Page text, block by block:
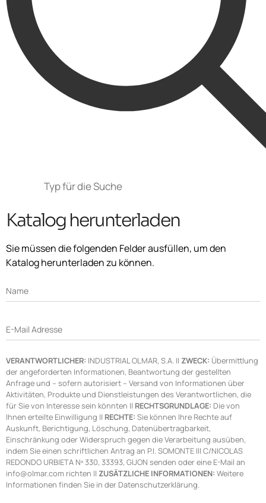
Katalog herunterladen
Sie müssen die folgenden Felder ausfüllen, um den
Katalog herunterladen zu können.
Name
E-Mail Adresse
VERANTWORTLICHER: INDUSTRIAL OLMAR, S.A. || ZWECK: Übermittlung
der angeforderten Informationen, Beantwortung der gestellten
Anfrage und – sofern autorisiert – Versand von Informationen über
Aktivitäten, Produkte und Dienstleistungen des Verantwortlichen, die
für Sie von Interesse sein könnten || RECHTSGRUNDLAGE: Die von
Ihnen erteilte Einwilligung || RECHTE: Sie können Ihre Rechte auf
Auskunft, Berichtigung, Löschung, Datenübertragbarkeit,
Einschränkung oder Widerspruch gegen die Verarbeitung ausüben,
indem Sie einen schriftlichen Antrag an P.I. SOMONTE III C/NICOLAS
REDONDO URBIETA Nº 330, 33393, GIJON senden oder eine E-Mail an
info@olmar.com richten || ZUSÄTZLICHE INFORMATIONEN: Weitere
Informationen finden Sie in der Datenschutzerklärung.